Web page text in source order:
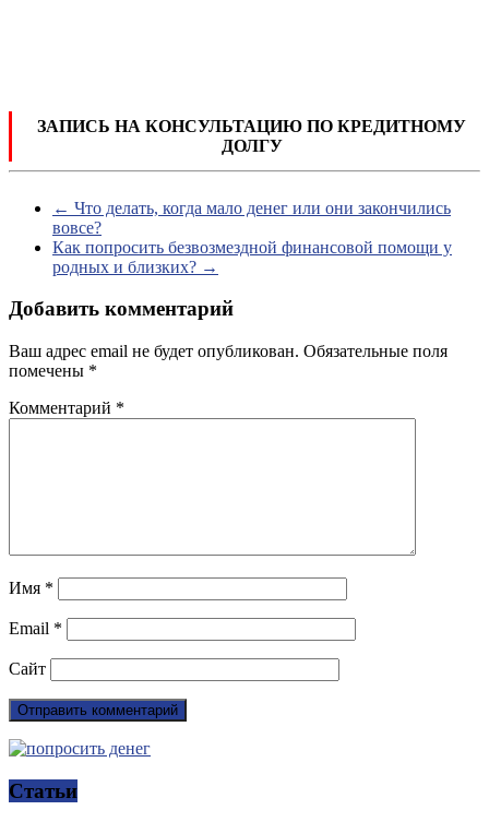
ЗАПИСЬ НА КОНСУЛЬТАЦИЮ ПО КРЕДИТНОМУ
ДОЛГУ
← Что делать, когда мало денег или они закончились
вовсе?
Как попросить безвозмездной финансовой помощи у
родных и близких? →
Добавить комментарий
Ваш адрес email не будет опубликован. Обязательные поля
помечены *
Комментарий *
Имя *
Email *
Сайт
Статьи